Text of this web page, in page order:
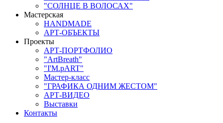
"СОЛНЦЕ В ВОЛОСАХ"
Мастерская
HANDMADE
АРТ-ОБЪЕКТЫ
Проекты
АРТ-ПОРТФОЛИО
"ArtBreath"
"I'M.pART"
Мастер-класс
"ГРАФИКА ОДНИМ ЖЕСТОМ"
АРТ-ВИДЕО
Выставки
Контакты